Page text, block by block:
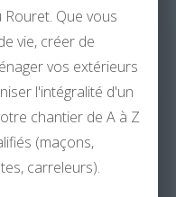
Que vous
vie, créer de
vos extérieurs
l'intégralité d'un
chantier de A à Z
(maçons,
carreleurs).